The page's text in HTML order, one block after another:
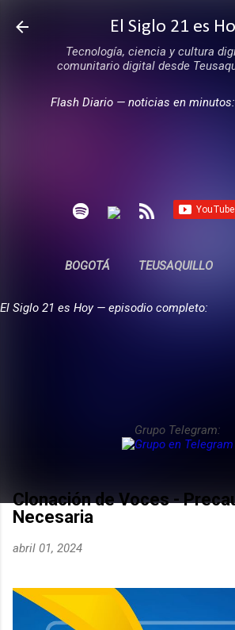
Ir al contenido
El Siglo 21 es
Tecnología, ciencia y cultura
comunitario digital desde
Flash Diario — noticias en minutos:
BOGOTÁ TEUSAQUILLO
El Siglo 21 es Hoy — episodio completo:
Grupo Telegram:
Clonación de Voces -
Necesaria
abril 01, 2024